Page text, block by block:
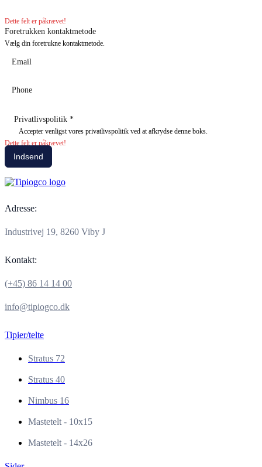
Dette felt er påkrævet!
Foretrukken kontaktmetode
Vælg din foretrukne kontaktmetode.
Email
Phone
Privatlivspolitik *
Accepter venligst vores privatlivspolitik ved at afkrydse denne boks.
Dette felt er påkrævet!
Indsend
Adresse:
Industrivej 19, 8260 Viby J
Kontakt:
(+45) 86 14 14 00
info@tipiogco.dk
Tipier/telte
Stratus 72
Stratus 40
Nimbus 16
Mastetelt - 10x15
Mastetelt - 14x26